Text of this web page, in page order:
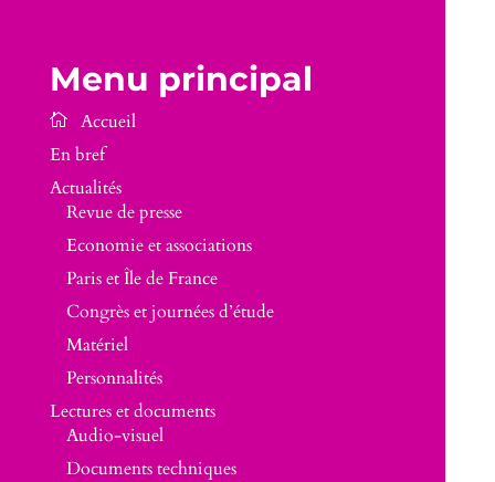
Menu principal
En bref
Actualités
Revue de presse
Economie et associations
Paris et Île de France
Congrès et journées d’étude
Matériel
Personnalités
Lectures et documents
Audio-visuel
Documents techniques